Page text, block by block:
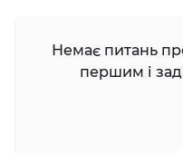
Немає питань
першим і